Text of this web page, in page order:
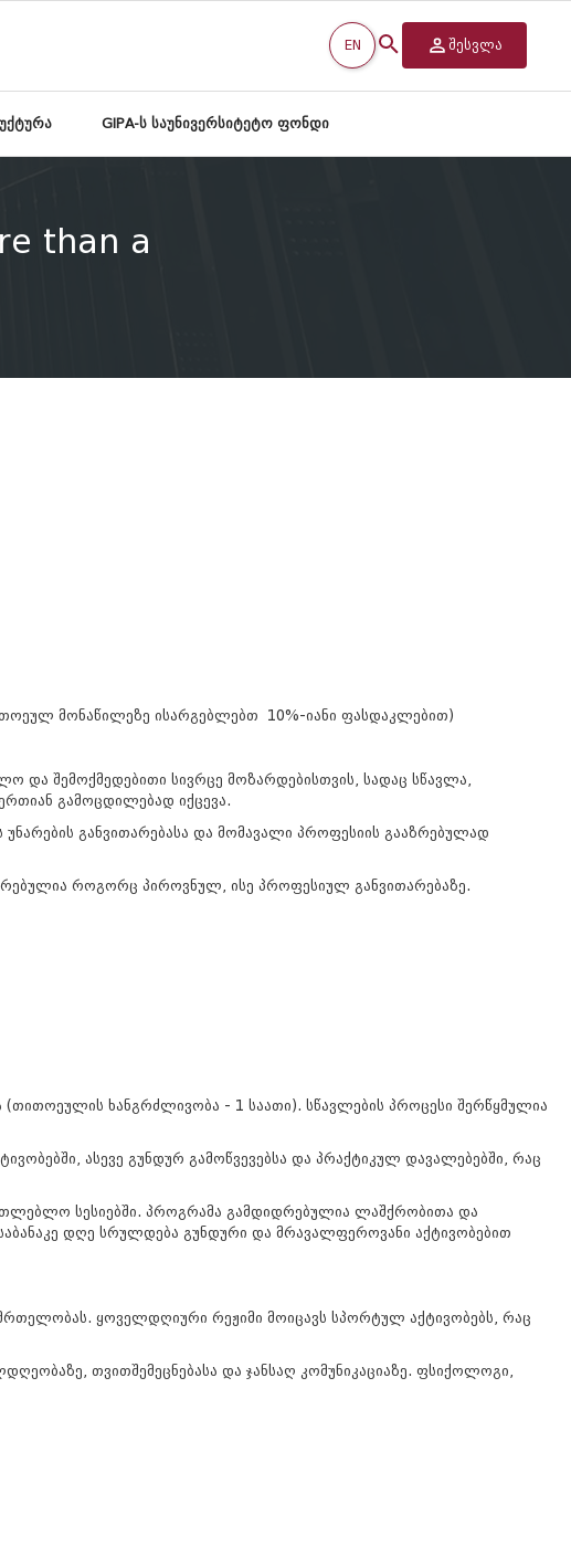
EN შესვლა
GIPA-ს საუნივერსიტეტო ფონდი
than a
მონაწილეზე ისარგებლებთ 10%-იანი ფასდაკლებით)
და შემოქმედებითი სივრცე მოზარდებისთვის, სადაც სწავლა,
გამოცდილებად იქცევა.
განვითარებასა და მომავალი პროფესიის გააზრებულად
როგორც პიროვნულ, ისე პროფესიულ განვითარებაზე.
(თითოეულის ხანგრძლივობა - 1 საათი). სწავლების პროცესი შერწყმულია
ასევე გუნდურ გამოწვევებსა და პრაქტიკულ დავალებებში, რაც
სესიებში. პროგრამა გამდიდრებულია ლაშქრობითა და
დღე სრულდება გუნდური და მრავალფეროვანი აქტივობებით
ყოველდღიური რეჟიმი მოიცავს სპორტულ აქტივობებს, რაც
თვითშემეცნებასა და ჯანსაღ კომუნიკაციაზე. ფსიქოლოგი,